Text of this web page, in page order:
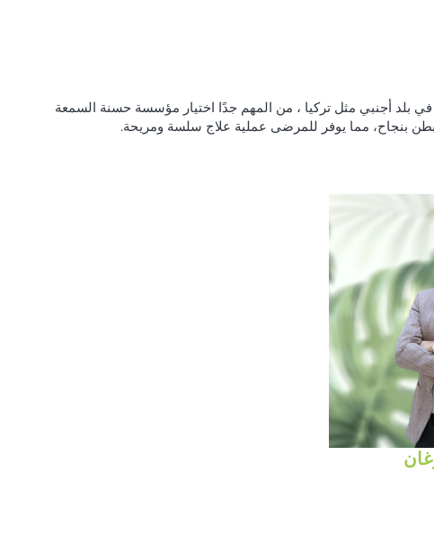
بلد أجنبي مثل تركيا ، من المهم جدًا اختيار مؤسسة حسنة السمعة
بنجاح، مما يوفر للمرضى عملية علاج سلسة ومريحة.